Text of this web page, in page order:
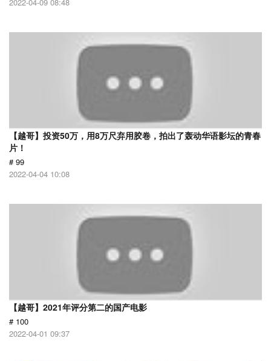
【越哥】投资50万，用8万尺弃用胶卷，拍出了轰动华语影坛的青春
片！
# 99
2022-04-04 10:08
【越哥】2021年评分第二的国产电影
# 100
2022-04-01 09:37